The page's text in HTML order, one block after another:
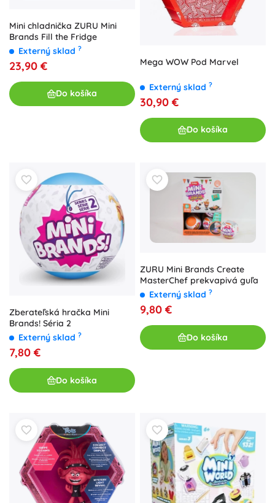
Mini chladnička ZURU Mini
Brands Fill the Fridge
Externý sklad ?
23,90 €
Do košíka
Mega WOW Pod Marvel
Externý sklad ?
30,90 €
Do košíka
Zberateľská hračka Mini
Brands! Séria 2
Externý sklad ?
7,80 €
Do košíka
ZURU Mini Brands Create
MasterChef prekvapivá guľa
Externý sklad ?
9,80 €
Do košíka